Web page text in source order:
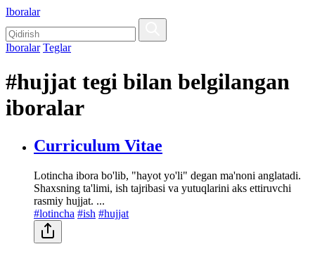
Iboralar
Iboralar Teglar
#hujjat tegi bilan belgilangan
iboralar
Curriculum Vitae
Lotincha ibora bo'lib, "hayot yo'li" degan ma'noni anglatadi.
Shaxsning ta'limi, ish tajribasi va yutuqlarini aks ettiruvchi
rasmiy hujjat. ...
#lotincha #ish #hujjat